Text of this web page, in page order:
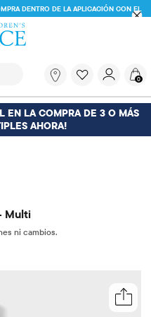
DENTRO DE LA APLICACIÓN CON EL
AHORA
búsqueda filtra las
buscando?
0
EN LA COMPRA DE 3 O MÁS
AHORA!
Multi
ni cambios.